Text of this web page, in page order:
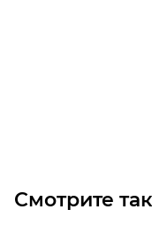
Смотрите